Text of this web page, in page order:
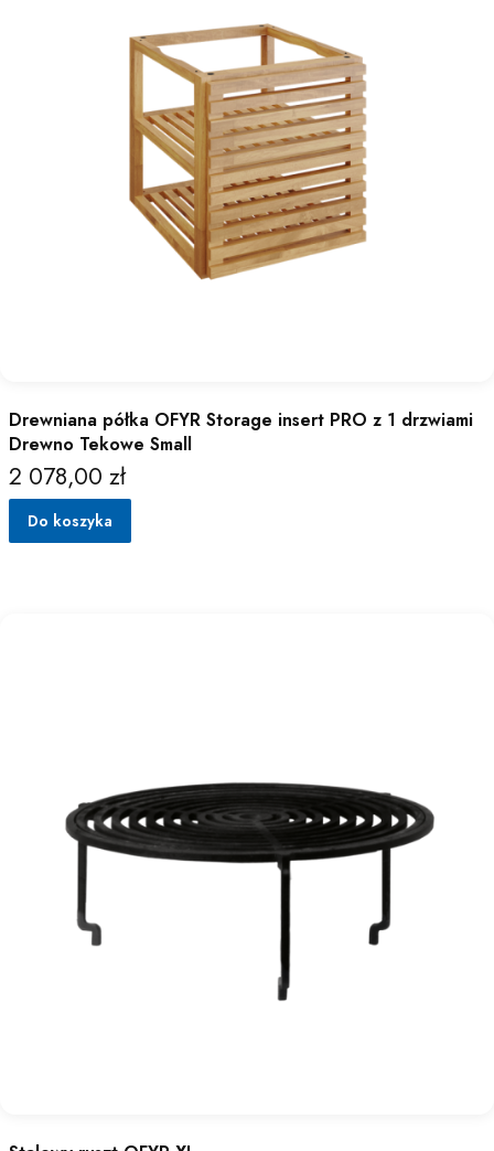
Drewniana półka OFYR Storage insert PRO z 1 drzwiami
Drewno Tekowe Small
Cena
2 078,00 zł
Do koszyka